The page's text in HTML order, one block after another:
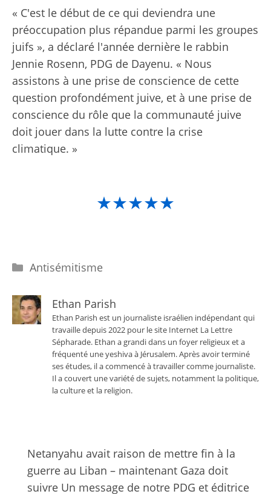
« C'est le début de ce qui deviendra une
préoccupation plus répandue parmi les groupes
juifs », a déclaré l'année dernière le rabbin
Jennie Rosenn, PDG de Dayenu. « Nous
assistons à une prise de conscience de cette
question profondément juive, et à une prise de
conscience du rôle que la communauté juive
doit jouer dans la lutte contre la crise
climatique. »
★★★★★
Catégories
Antisémitisme
Ethan Parish
Ethan Parish est un journaliste israélien indépendant qui
travaille depuis 2022 pour le site Internet La Lettre
Sépharade. Ethan a grandi dans un foyer religieux et a
fréquenté une yeshiva à Jérusalem. Après avoir terminé
ses études, il a commencé à travailler comme journaliste.
Il a couvert une variété de sujets, notamment la politique,
la culture et la religion.
Netanyahu avait raison de mettre fin à la
guerre au Liban – maintenant Gaza doit
suivre Un message de notre PDG et éditrice